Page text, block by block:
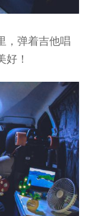
，弹着吉他唱
！